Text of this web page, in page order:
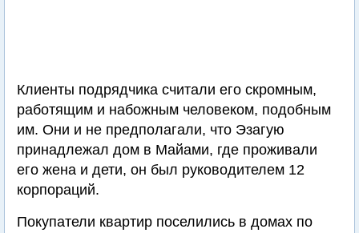
Клиенты подрядчика считали его скромным,
работящим и набожным человеком, подобным
им. Они и не предполагали, что Эзагую
принадлежал дом в Майами, где проживали
его жена и дети, он был руководителем 12
корпораций.
Покупатели квартир поселились в домах по